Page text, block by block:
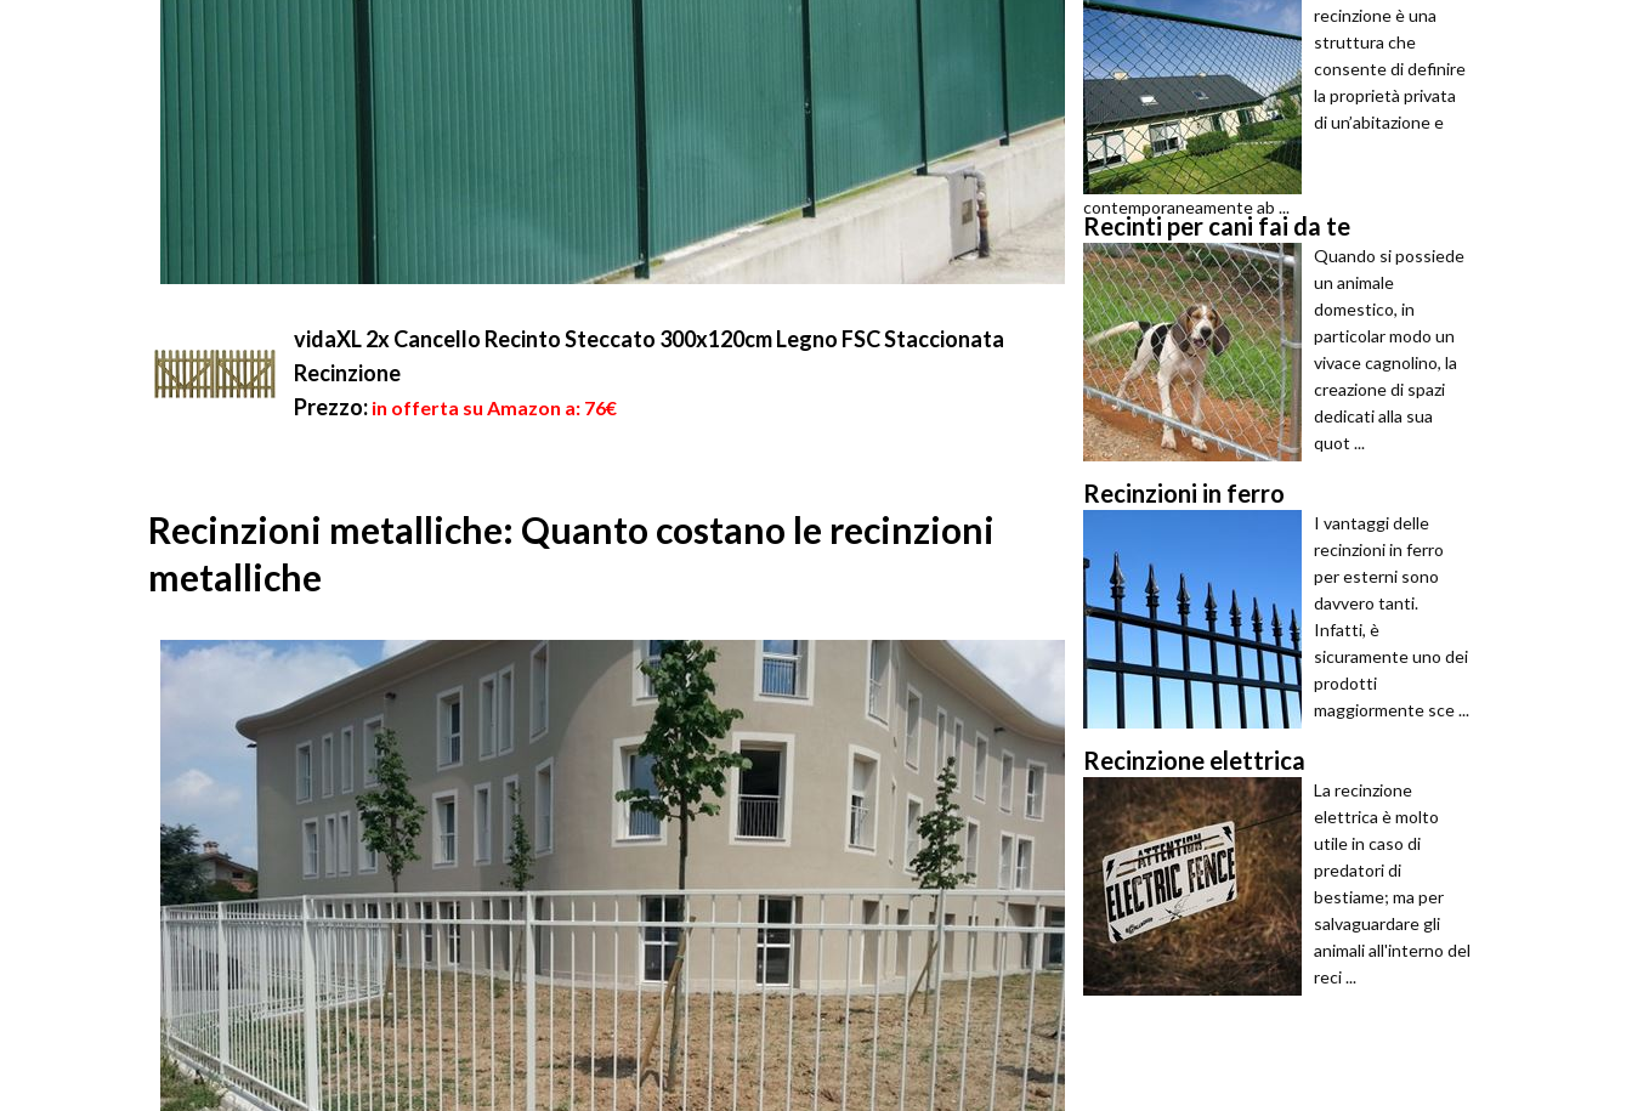
vidaXL 2x Cancello Recinto Steccato 300x120cm Legno FSC Staccionata
Recinzione
Prezzo: in offerta su Amazon a: 76€
Recinzioni metalliche: Quanto costano le recinzioni
metalliche
recinzione è una
struttura che
consente di definire
la proprietà privata
di un’abitazione e
contemporaneamente ab ...
Recinti per cani fai da te
Quando si possiede
un animale
domestico, in
particolar modo un
vivace cagnolino, la
creazione di spazi
dedicati alla sua
quot ...
Recinzioni in ferro
I vantaggi delle
recinzioni in ferro
per esterni sono
davvero tanti.
Infatti, è
sicuramente uno dei
prodotti
maggiormente sce ...
Recinzione elettrica
La recinzione
elettrica è molto
utile in caso di
predatori di
bestiame; ma per
salvaguardare gli
animali all'interno del
reci ...